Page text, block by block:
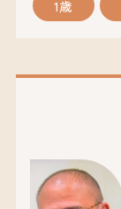
1歳